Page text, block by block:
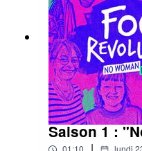
Saison 1 :